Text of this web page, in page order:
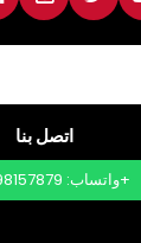
اتصل بنا
واتساب: 21698157879+